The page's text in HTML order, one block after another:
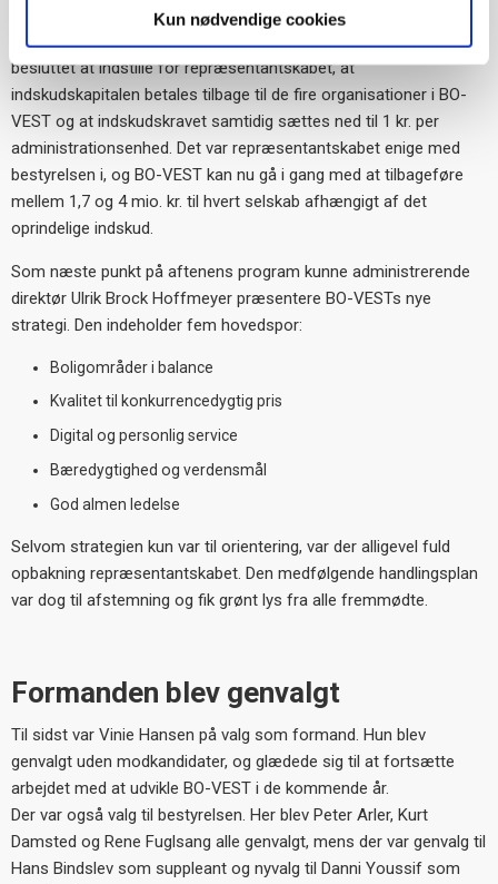
Kun nødvendige cookies
Men da økonomien i BO-VEST er meget stærk, har bestyrelsen
besluttet at indstille for repræsentantskabet, at
indskudskapitalen betales tilbage til de fire organisationer i BO-
VEST og at indskudskravet samtidig sættes ned til 1 kr. per
administrationsenhed. Det var repræsentantskabet enige med
bestyrelsen i, og BO-VEST kan nu gå i gang med at tilbageføre
mellem 1,7 og 4 mio. kr. til hvert selskab afhængigt af det
oprindelige indskud.
Som næste punkt på aftenens program kunne administrerende
direktør Ulrik Brock Hoffmeyer præsentere BO-VESTs nye
strategi. Den indeholder fem hovedspor:
Boligområder i balance
Kvalitet til konkurrencedygtig pris
Digital og personlig service
Bæredygtighed og verdensmål
God almen ledelse
Selvom strategien kun var til orientering, var der alligevel fuld
opbakning repræsentantskabet. Den medfølgende handlingsplan
var dog til afstemning og fik grønt lys fra alle fremmødte.
Formanden blev genvalgt
Til sidst var Vinie Hansen på valg som formand. Hun blev
genvalgt uden modkandidater, og glædede sig til at fortsætte
arbejdet med at udvikle BO-VEST i de kommende år.
Der var også valg til bestyrelsen. Her blev Peter Arler, Kurt
Damsted og Rene Fuglsang alle genvalgt, mens der var genvalg til
Hans Bindslev som suppleant og nyvalg til Danni Youssif som